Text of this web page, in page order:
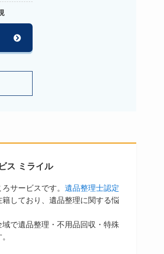
ス ミライル
サービスです。遺品整理士認定
しており、遺品整理に関する悩
で遺品整理・不用品回収・特殊